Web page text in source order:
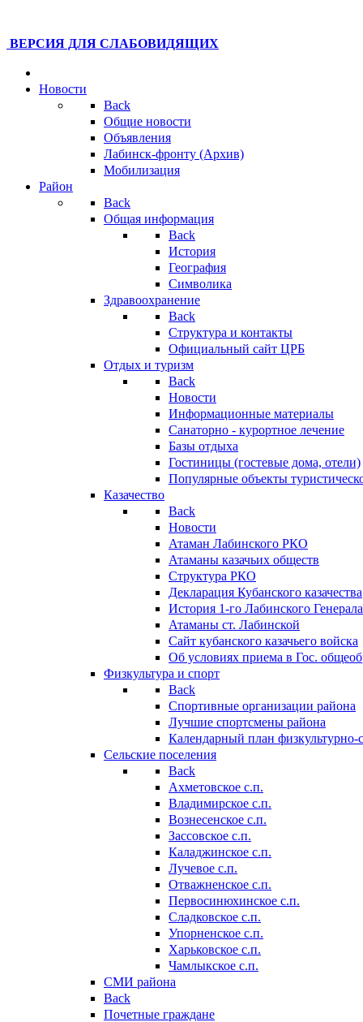
ВЕРСИЯ ДЛЯ СЛАБОВИДЯЩИХ
Новости
Back
Общие новости
Объявления
Лабинск-фронту (Архив)
Мобилизация
Район
Back
Общая информация
Back
История
География
Символика
Здравоохранение
Back
Структура и контакты
Официальный сайт ЦРБ
Отдых и туризм
Back
Новости
Информационные материалы
Санаторно - курортное лечение
Базы отдыха
Гостиницы (гостевые дома, отели)
Популярные объекты
Казачество
Back
Новости
Атаман Лабинского РКО
Атаманы казачьих обществ
Структура РКО
Декларация Кубанского казачества
История 1-го Лабинского
Атаманы ст. Лабинской
Cайт кубанского казачьего войска
Об условиях приема в Гос.
Физкультура и спорт
Back
Спортивные организации района
Лучшие спортсмены района
Календарный план
Сельские поселения
Back
Ахметовское с.п.
Владимирское с.п.
Вознесенское с.п.
Зассовское с.п.
Каладжинское с.п.
Лучевое с.п.
Отважненское с.п.
Первосинюхинское с.п.
Сладковское с.п.
Упорненское с.п.
Харьковское с.п.
Чамлыкское с.п.
СМИ района
Back
Почетные граждане